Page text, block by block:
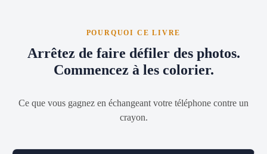
POURQUOI CE LIVRE
Arrêtez de faire défiler des photos.
Commencez à les colorier.
Ce que vous gagnez en échangeant votre téléphone contre un
crayon.